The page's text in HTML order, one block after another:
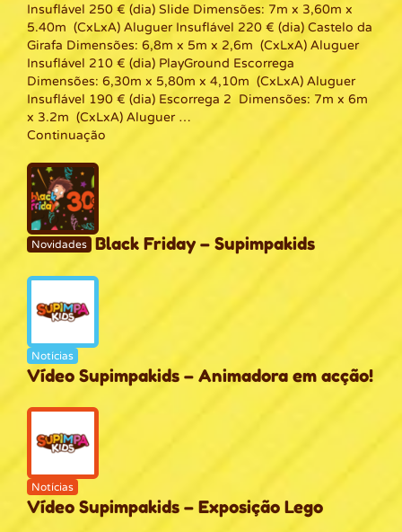
Insuflável 250 € (dia) Slide Dimensões: 7m x 3,60m x
5.40m (CxLxA) Aluguer Insuflável 220 € (dia) Castelo da
Girafa Dimensões: 6,8m x 5m x 2,6m (CxLxA) Aluguer
Insuflável 210 € (dia) PlayGround Escorrega
Dimensões: 6,30m x 5,80m x 4,10m (CxLxA) Aluguer
Insuflável 190 € (dia) Escorrega 2 Dimensões: 7m x 6m
x 3.2m (CxLxA) Aluguer …
Continuação
Novidades Black Friday – Supimpakids
Notícias
Vídeo Supimpakids – Animadora em acção!
Notícias
Vídeo Supimpakids – Exposição Lego